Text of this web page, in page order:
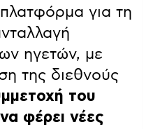
για τη
ηγετών, με
της διεθνούς
του
φέρει νέες